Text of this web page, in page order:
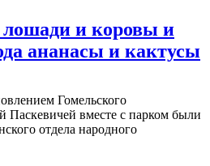
лошади и коровы и
ананасы и кактусы
Гомельского
Паскевичей вместе с парком были
отдела народного